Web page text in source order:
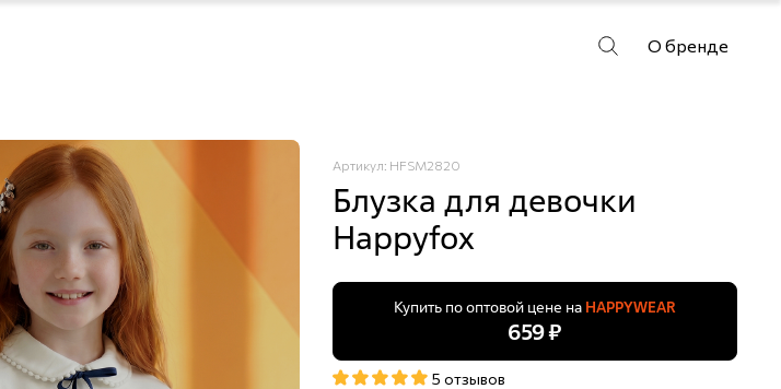
О бренде
Артикул: HFSM2820
Блузка для девочки
Happyfox
Купить по оптовой цене на HAPPYWEAR
659 ₽
5 отзывов